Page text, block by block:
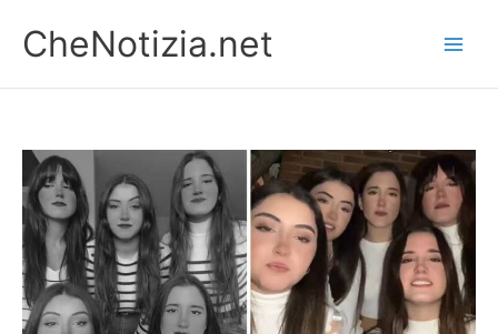
contenuto
CheNotizia.net